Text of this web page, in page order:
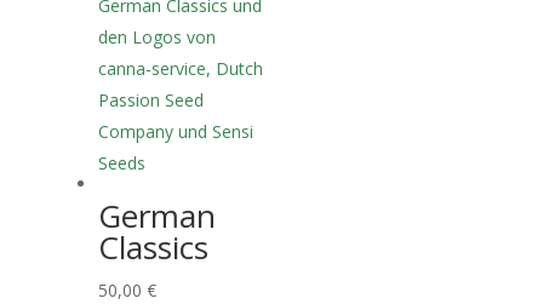
German
Classics
50,00€